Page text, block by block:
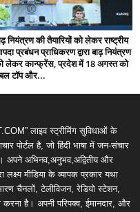
नियंत्रण की तैयारियों को लेकर राष्ट्रीय
प्रबंधन प्राधिकरण द्वारा बाढ़ नियंत्रण
लेकर कान्फ्रेंस, प्रदेश में 18 अगस्त को
टॉप और...
लाइव स्ट्रीमिंग सुविधाओं के
पोर्टल है, जो हिंदी भाषा में जन-संचार
अभिनव,अनुभव,अद्वितीय और
लक्ष्य मीडिया के व्यापक प्रकार यथा
चैनलों, टेलीविजन, रेडियो स्टेशन,
करना है। अपनी परिपक्व, ईमानदार, और